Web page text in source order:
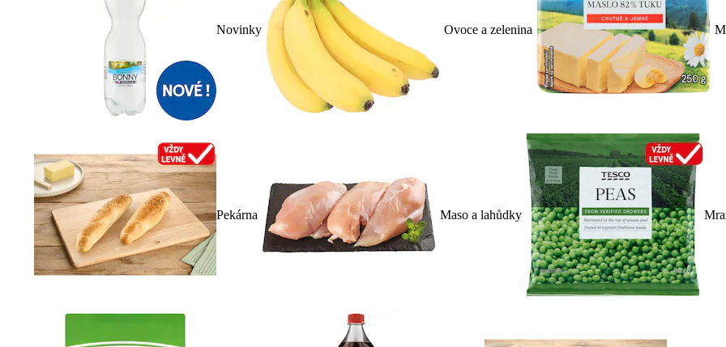
Novinky Ovoce a zelenina
Pekárna Maso a lahůdky